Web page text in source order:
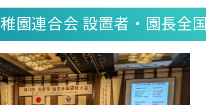
園連合会 設置者・園長全